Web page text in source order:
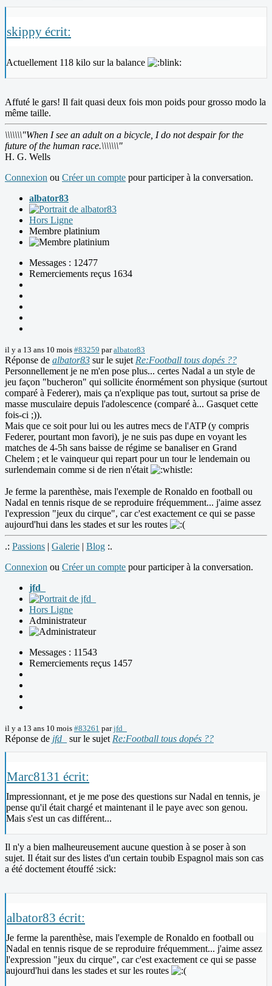
skippy écrit:
Actuellement 118 kilo sur la balance
Affuté le gars! Il fait quasi deux fois mon poids pour grosso modo la
même taille.
\\\\\\\"When I see an adult on a bicycle, I do not despair for the
future of the human race.\\\\\\\"
H. G. Wells
Connexion ou Créer un compte pour participer à la conversation.
albator83
Hors Ligne
Membre platinium
Messages : 12477
Remerciements reçus 1634
il y a 13 ans 10 mois #83259 paralbator83
Réponse de albator83 sur le sujet Re:Football tous dopés ??
Personnellement je ne m'en pose plus... certes Nadal a un style de
jeu façon "bucheron" qui sollicite énormément son physique (surtout
comparé à Federer), mais ça n'explique pas tout, surtout sa prise de
masse musculaire depuis l'adolescence (comparé à... Gasquet cette
fois-ci ;)).
Mais que ce soit pour lui ou les autres mecs de l'ATP (y compris
Federer, pourtant mon favori), je ne suis pas dupe en voyant les
matches de 4-5h sans baisse de régime se banaliser en Grand
Chelem ; et le vainqueur qui repart pour un tour le lendemain ou
surlendemain comme si de rien n'était
Je ferme la parenthèse, mais l'exemple de Ronaldo en football ou
Nadal en tennis risque de se reproduire fréquemment... j'aime assez
l'expression "jeux du cirque", car c'est exactement ce qui se passe
aujourd'hui dans les stades et sur les routes
.: Passions | Galerie | Blog :.
Connexion ou Créer un compte pour participer à la conversation.
jfd_
Hors Ligne
Administrateur
Messages : 11543
Remerciements reçus 1457
il y a 13 ans 10 mois #83261 parjfd_
Réponse de jfd_ sur le sujet Re:Football tous dopés ??
Marc8131 écrit:
Impressionnant, et je me pose des questions sur Nadal en tennis, je
pense qu'il était chargé et maintenant il le paye avec son genou.
Mais s'est un cas différent...
Il n'y a bien malheureusement aucune question à se poser à son
sujet. Il était sur des listes d'un certain toubib Espagnol mais son cas
a été doctement étouffé :sick:
albator83 écrit:
Je ferme la parenthèse, mais l'exemple de Ronaldo en football ou
Nadal en tennis risque de se reproduire fréquemment... j'aime assez
l'expression "jeux du cirque", car c'est exactement ce qui se passe
aujourd'hui dans les stades et sur les routes